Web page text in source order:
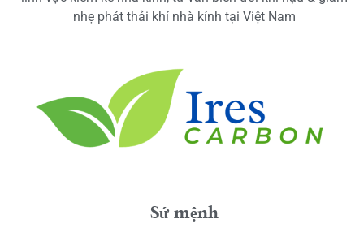
nhẹ phát thải khí nhà kính tại Việt Nam
Sứ mệnh